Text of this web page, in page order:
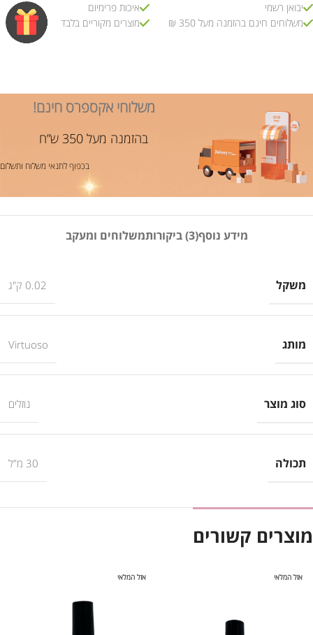
יבואן רשמי
משלוחים חינם בהזמנה מעל 350 ₪
איכות פרימיום
מוצרים מקוריים בלבד
משלוחי אקספרס חינם!
בהזמנה מעל 350 ש”ח
בכפוף לתנאי משלוח ותשלום
מידע נוסף(3) ביקורות משלוחים ומעקב
משקל 0.02 ק"ג
מותג Virtuoso
סוג מוצר נוזלים
תכולה 30 מ”ל
מוצרים קשורים
אזל המלאי אזל המלאי